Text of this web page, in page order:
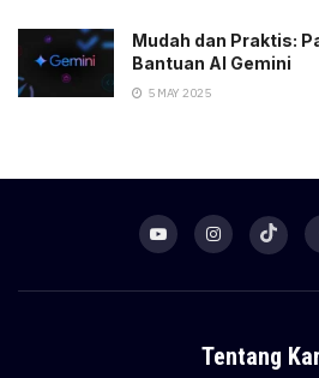
Mudah dan Praktis:
Bantuan AI Gemini
5 MAY 2025
Tentang